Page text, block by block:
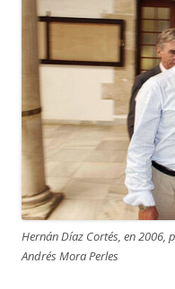
Hernán Díaz Cortés, en
Andrés Mora Perles